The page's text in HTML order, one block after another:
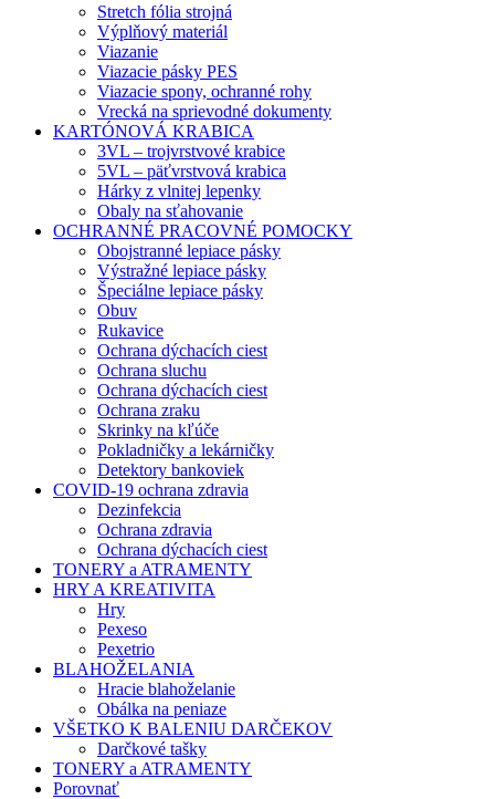
Stretch fólia strojná
Výplňový materiál
Viazanie
Viazacie pásky PES
Viazacie spony, ochranné rohy
Vrecká na sprievodné dokumenty
KARTÓNOVÁ KRABICA
3VL – trojvrstvové krabice
5VL – päťvrstvová krabica
Hárky z vlnitej lepenky
Obaly na sťahovanie
OCHRANNÉ PRACOVNÉ POMOCKY
Obojstranné lepiace pásky
Výstražné lepiace pásky
Špeciálne lepiace pásky
Obuv
Rukavice
Ochrana dýchacích ciest
Ochrana sluchu
Ochrana dýchacích ciest
Ochrana zraku
Skrinky na kľúče
Pokladničky a lekárničky
Detektory bankoviek
COVID-19 ochrana zdravia
Dezinfekcia
Ochrana zdravia
Ochrana dýchacích ciest
TONERY a ATRAMENTY
HRY A KREATIVITA
Hry
Pexeso
Pexetrio
BLAHOŽELANIA
Hracie blahoželanie
Obálka na peniaze
VŠETKO K BALENIU DARČEKOV
Darčkové tašky
TONERY a ATRAMENTY
Porovnať